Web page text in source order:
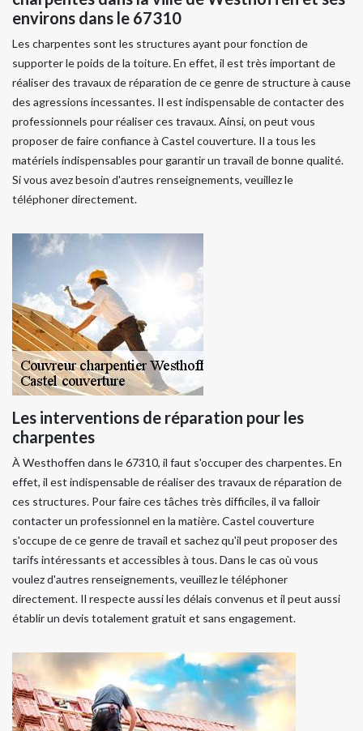
environs dans le 67310
Les charpentes sont les structures ayant pour fonction de
supporter le poids de la toiture. En effet, il est très important de
réaliser des travaux de réparation de ce genre de structure à cause
des agressions incessantes. Il est indispensable de contacter des
professionnels pour réaliser ces travaux. Ainsi, on peut vous
proposer de faire confiance à Castel couverture. Il a tous les
matériels indispensables pour garantir un travail de bonne qualité.
Si vous avez besoin d'autres renseignements, veuillez le
téléphoner directement.
Les interventions de réparation pour les
charpentes
À Westhoffen dans le 67310, il faut s'occuper des charpentes. En
effet, il est indispensable de réaliser des travaux de réparation de
ces structures. Pour faire ces tâches très difficiles, il va falloir
contacter un professionnel en la matière. Castel couverture
s'occupe de ce genre de travail et sachez qu'il peut proposer des
tarifs intéressants et accessibles à tous. Dans le cas où vous
voulez d'autres renseignements, veuillez le téléphoner
directement. Il respecte aussi les délais convenus et il peut aussi
établir un devis totalement gratuit et sans engagement.